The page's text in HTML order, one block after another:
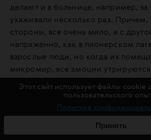
делают и в больнице, например,
ухаживали несколько раз. Причем,
стороны, все очень мило, а с
напряженно, как в пионерском
взрослые люди, но когда их
микромир, все эмоции
химиотерапия очень влияет на
составляющую. Конечно, там всем
кто с кем плетет, кто с кем
Этот сайт использует файлы cookie
пользовательского
Политика
Принять